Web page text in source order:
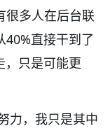
很多人在后台联
40%直接干到了
，只是可能更
力，我只是其中